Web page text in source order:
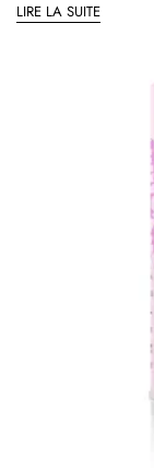
e
0LIRE LA SUITE